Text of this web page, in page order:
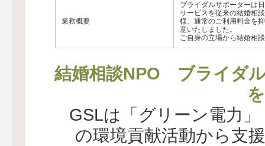
業務概要
ブライダルサポーターは
サービスを従来の結婚相
様、通常のご利用料金を
意いたしました。
ご自身の立場から結婚相
結婚相談NPO ブライダ
GSLは「グリーン電力
の環境貢献活動から支